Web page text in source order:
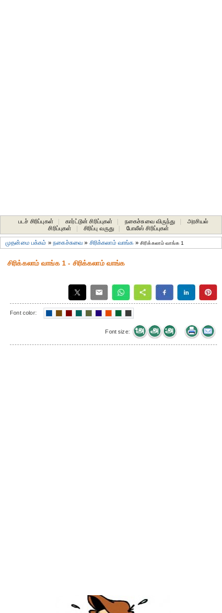
படச் சிரிப்புகள் கார்ட்டூன் சிரிப்புகள் நகைச்சுவை விருந்து
அரசியல்
சிரிப்புகள்
சிரிப்பு வருது போலீஸ் சிரிப்புகள்
முதன்மை பக்கம் »நகைச்சுவை » சிரிக்கலாம் வாங்க » சிரிக்கலாம் வாங்க 1
சிரிக்கலாம் வாங்க 1 - சிரிக்கலாம் வாங்க
Font color:
Font size: